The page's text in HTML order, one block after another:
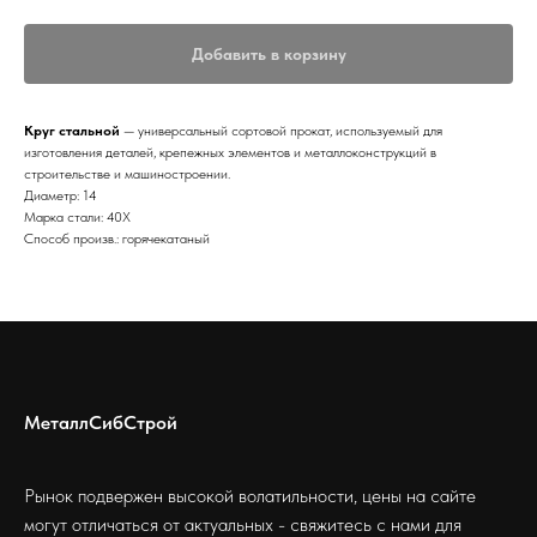
Добавить в корзину
Круг стальной — универсальный сортовой прокат, используемый для
изготовления деталей, крепежных элементов и металлоконструкций в
строительстве и машиностроении.
Диаметр: 14
Марка стали: 40Х
Способ произв.: горячекатаный
МеталлСибСтрой
Рынок подвержен высокой волатильности, цены на сайте
могут отличаться от актуальных - свяжитесь с нами для